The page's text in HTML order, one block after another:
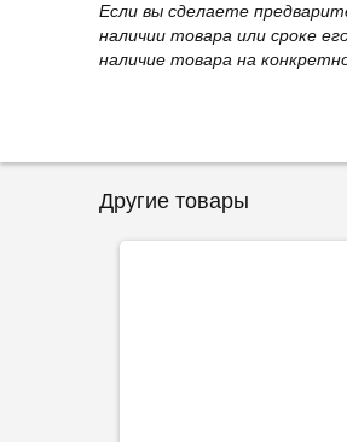
Если вы сделаете
наличии товара или сроке
наличие товара на
Другие товары